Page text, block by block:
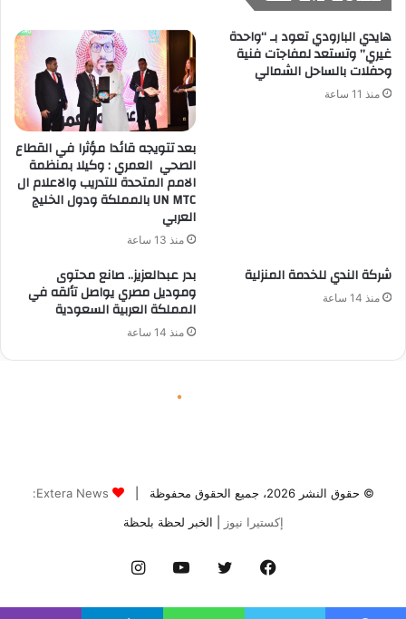
© حقوق النشر 2026، جميع الحقوق محفوظة |
Extera News:
إكستيرا نيوز
| الخبر لحظة بلحظة
فيسبوك تويتر يوتيوب